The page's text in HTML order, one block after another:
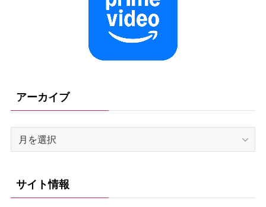
アーカイブ
イ
サイト情報